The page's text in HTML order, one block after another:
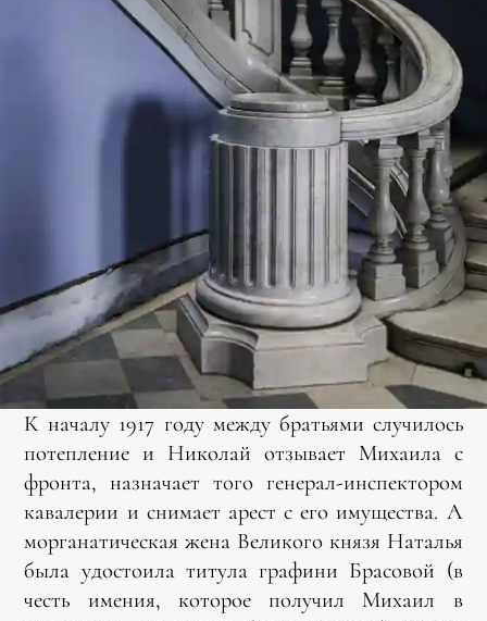
К началу 1917 году между братьями случилось
потепление и Николай отзывает Михаила с
фронта, назначает того генерал-инспектором
кавалерии и снимает арест с его имущества. А
морганатическая жена Великого князя Наталья
была удостоила титула графини Брасовой (в
честь имения, которое получил Михаил в